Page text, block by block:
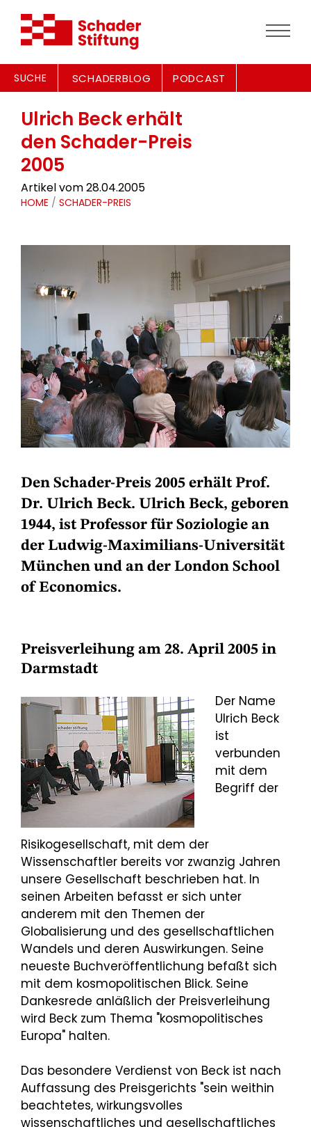
SUCHE SCHADERBLOG PODCAST
Ulrich Beck erhält
den Schader-Preis
2005
Artikel vom 28.04.2005
HOME / SCHADER-PREIS
Den Schader-Preis 2005 erhält Prof.
Dr. Ulrich Beck. Ulrich Beck, geboren
1944, ist Professor für Soziologie an
der Ludwig-Maximilians-Universität
München und an der London School
of Economics.
Preisverleihung am 28. April 2005 in
Darmstadt
Der Name
Ulrich Beck
ist
verbunden
mit dem
Begriff der
Risikogesellschaft, mit dem der
Wissenschaftler bereits vor zwanzig Jahren
unsere Gesellschaft beschrieben hat. In
seinen Arbeiten befasst er sich unter
anderem mit den Themen der
Globalisierung und des gesellschaftlichen
Wandels und deren Auswirkungen. Seine
neueste Buchveröffentlichung befaßt sich
mit dem kosmopolitischen Blick. Seine
Dankesrede anläßlich der Preisverleihung
wird Beck zum Thema "kosmopolitisches
Europa" halten.
Das besondere Verdienst von Beck ist nach
Auffassung des Preisgerichts "sein weithin
beachtetes, wirkungsvolles
wissenschaftliches und gesellschaftliches